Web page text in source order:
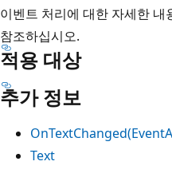
이벤트 처리에 대한 자세한 내
참조하십시오.
적용 대상
추가 정보
Text